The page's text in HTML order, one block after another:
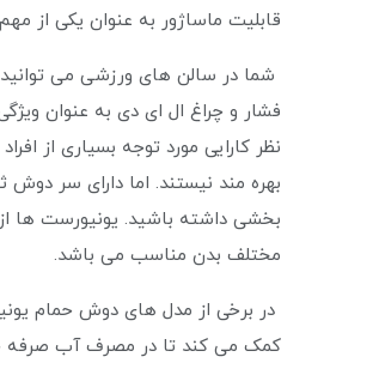
قابلیت ماساژور به عنوان یکی از
شما در سالن های ورزشی می
فشار و چراغ ال ای دی به عنوان
نظر کارایی مورد توجه بسیاری از
بهره ‌مند نیستند. اما دارای سر
بخشی داشته باشید. یونیورست
مختلف بدن مناسب می باشد.
در برخی از مدل ‌های دوش حمام
کمک می‌ کند تا در مصرف آب صرفه